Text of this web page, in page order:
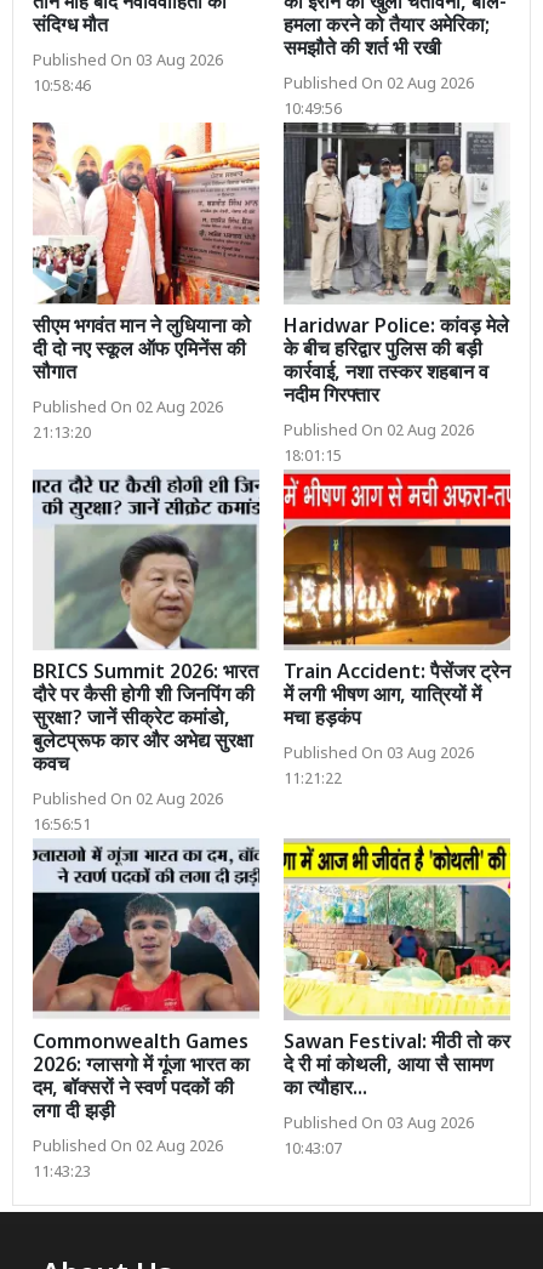
संदिग्ध मौत
Published On 03 Aug 2026
10:58:46
हमला करने को तैयार अमेरिका;
समझौते की शर्त भी रखी
Published On 02 Aug 2026
10:49:56
सीएम भगवंत मान ने लुधियाना को
दी दो नए स्कूल ऑफ एमिनेंस की
सौगात
Published On 02 Aug 2026
21:13:20
Haridwar Police: कांवड़ मेले
के बीच हरिद्वार पुलिस की बड़ी
कार्रवाई, नशा तस्कर शहबान व
नदीम गिरफ्तार
Published On 02 Aug 2026
18:01:15
BRICS Summit 2026: भारत
दौरे पर कैसी होगी शी जिनपिंग की
सुरक्षा? जानें सीक्रेट कमांडो,
बुलेटप्रूफ कार और अभेद्य सुरक्षा
कवच
Published On 02 Aug 2026
16:56:51
Train Accident: पैसेंजर ट्रेन
में लगी भीषण आग, यात्रियों में
मचा हड़कंप
Published On 03 Aug 2026
11:21:22
Commonwealth Games
2026: ग्लासगो में गूंजा भारत का
दम, बॉक्सरों ने स्वर्ण पदकों की
लगा दी झड़ी
Published On 02 Aug 2026
11:43:23
Sawan Festival: मीठी तो कर
दे री मां कोथली, आया सै सामण
का त्यौहार...
Published On 03 Aug 2026
10:43:07